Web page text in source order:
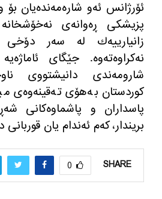
ئۆرژانس ئه‌و شاره‌مه‌نده‌یان
پزیشكی ڕه‌وانه‌ی
زانیارییه‌ك له‌ سه‌ر دۆخی
نه‌كراوه‌ته‌وه‌. جێگای
شارومه‌ندی دانیشتووی
كوردستان به‌هۆی ته‌قینه‌وه‌ی
پاسداران و پاشماوه‌كانی
بریندار، كه‌م ئه‌ندام یان قوربانی
SHARE
0